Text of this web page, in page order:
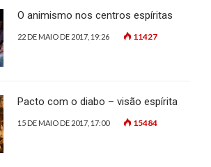
O animismo nos centros espíritas
22 DE MAIO DE 2017, 19:26 11427
Pacto com o diabo – visão espírita
15 DE MAIO DE 2017, 17:00 15484